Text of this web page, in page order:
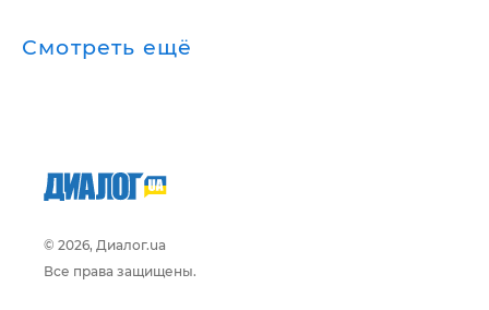
Смотреть ещё
© 2026, Диалог.ua
Все права защищены.